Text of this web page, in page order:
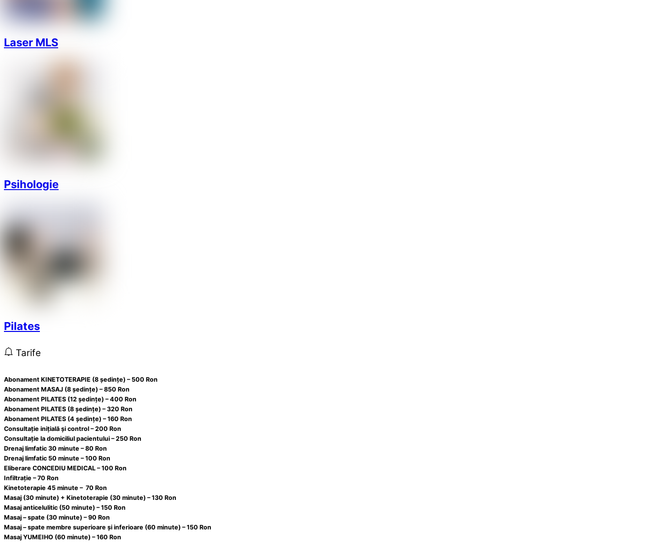
Laser MLS
Psihologie
Pilates
Tarife
Abonament KINETOTERAPIE (8 ședințe) – 500 Ron
Abonament MASAJ (8 ședințe) – 850 Ron
Abonament PILATES (12 ședințe) – 400 Ron
Abonament PILATES (8 ședințe) – 320 Ron
Abonament PILATES (4 ședințe) – 160 Ron
Consultație inițială și control – 200 Ron
Consultație la domiciliul pacientului – 250 Ron
Drenaj limfatic 30 minute – 80 Ron
Drenaj limfatic 50 minute – 100 Ron
Eliberare CONCEDIU MEDICAL – 100 Ron
Infiltrație – 70 Ron
Kinetoterapie 45 minute – 70 Ron
Masaj (30 minute) + Kinetoterapie (30 minute) – 130 Ron
Masaj anticelulitic (50 minute) – 150 Ron
Masaj – spate (30 minute) – 90 Ron
Masaj – spate membre superioare și inferioare (60 minute) – 150 Ron
Masaj YUMEIHO (60 minute) – 160 Ron